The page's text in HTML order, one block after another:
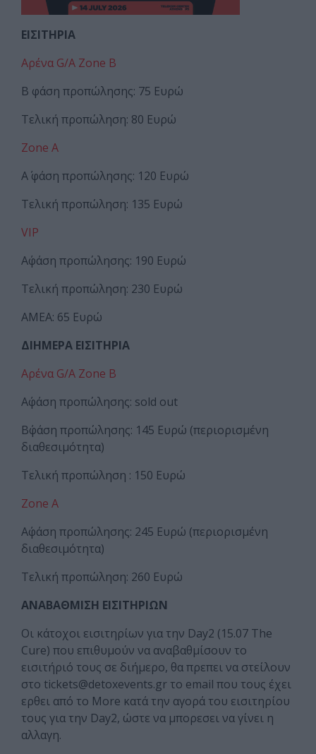
ΕΙΣΙΤΗΡΙΑ
Αρένα G/A Zone B
B φάση προπώλησης: 75 Ευρώ
Τελική προπώληση: 80 Ευρώ
Zone A
Α΄ φάση προπώλησης: 120 Ευρώ
Τελική προπώληση: 135 Ευρώ
VIP
Α΄φάση προπώλησης: 190 Ευρώ
Τελική προπώληση: 230 Ευρώ
ΑΜΕΑ: 65 Ευρώ
ΔΙΗΜΕΡΑ ΕΙΣΙΤΗΡΙΑ
Αρένα G/A Zone B
Α΄φάση προπώλησης: sold out
Β΄φάση προπώλησης: 145 Ευρώ (περιορισμένη
διαθεσιμότητα)
Τελική προπώληση : 150 Ευρώ
Zone A
Α΄φάση προπώλησης: 245 Ευρώ (περιορισμένη
διαθεσιμότητα)
Τελική προπώληση: 260 Ευρώ
ΑΝΑΒΑΘΜΙΣΗ ΕΙΣΙΤΗΡΙΩΝ
Οι κάτοχοι εισιτηρίων για την Day2 (15.07 The
Cure) που επιθυμούν να αναβαθμίσουν το
εισιτήριό τους σε διήμερο, θα πρεπει να στείλουν
στο tickets@detoxevents.gr το email που τους έχει
ερθει από το More κατά την αγορά του εισιτηρίου
τους για την Day2, ώστε να μπορεσει να γίνει η
αλλαγη.